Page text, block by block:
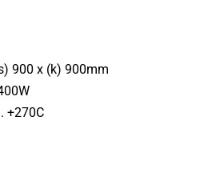
900 x (k) 900mm
+270C